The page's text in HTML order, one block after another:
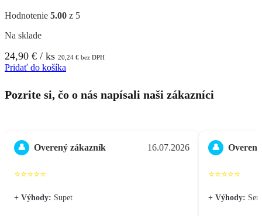
Hodnotenie 5.00 z 5
Na sklade
24,90 € / ks 20,24 € bez DPH
Pridať do košíka
Pozrite si, čo o nás napísali naši zákazníci
👤 Overený zákazník 16.07.2026
⭐⭐⭐⭐⭐
+ Výhody: Supet
👤
⭐⭐⭐⭐⭐
+ Výhody: